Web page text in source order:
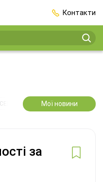
Контакти
2️⃣0️⃣2️⃣7️⃣ Усі
Мої новини
за